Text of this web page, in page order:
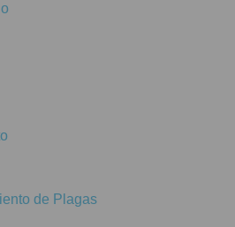
de Plagas